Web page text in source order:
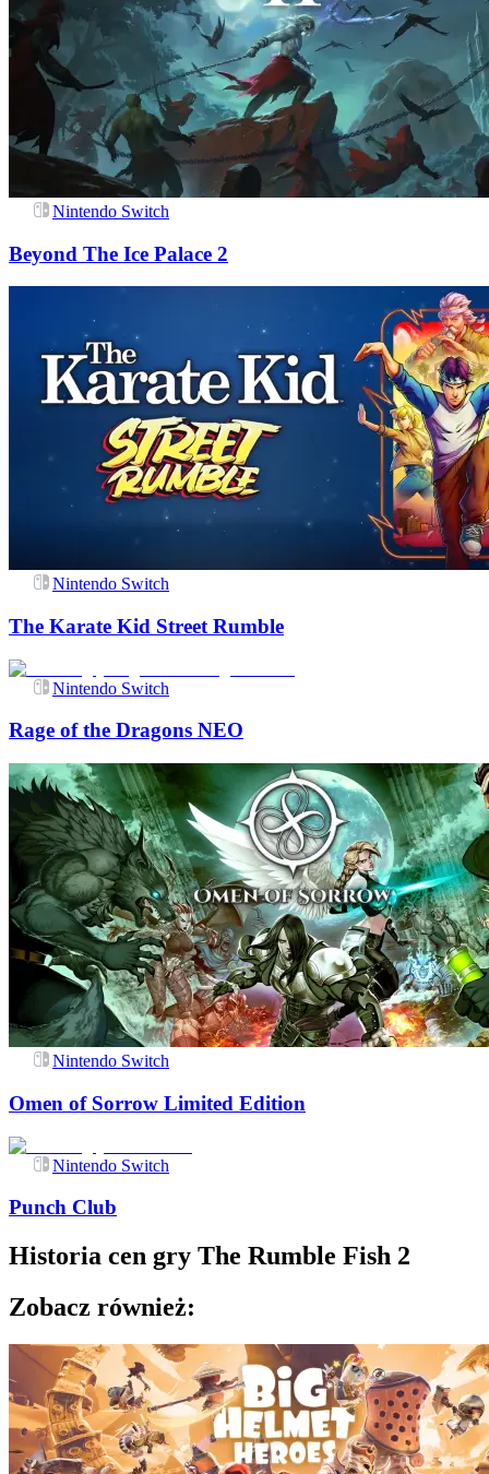
Nintendo Switch
Beyond The Ice Palace 2
Nintendo Switch
The Karate Kid Street Rumble
Nintendo Switch
Rage of the Dragons NEO
Nintendo Switch
Omen of Sorrow Limited Edition
Nintendo Switch
Punch Club
Historia cen gry The Rumble Fish 2
Zobacz również: